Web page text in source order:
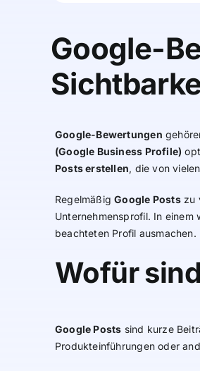
Google-
Google-Bewertungen
(Google Business Profile)
Posts erstellen, die von
RegelmäßigGoogle Postszu
Unternehmensprofil. In
beachteten Profil ausmachen.
Wofür
Google Posts sind kurze
Produkteinführungen oder